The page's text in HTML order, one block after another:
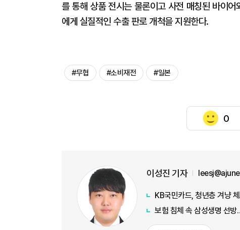
를 통해 상품 전시는 물론이고 사전 매칭된 바이
에게 실질적인 수출 판로 개척을 지원한다.
#무협 #소비재전 #일본
0
이성진 기자
KB국민카드, 청년층 겨냥
보험 침체 속 삼성생명 선